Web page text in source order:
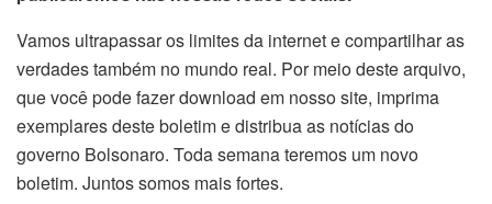
Vamos ultrapassar os limites da internet e compartilhar as
verdades também no mundo real. Por meio deste arquivo,
que você pode fazer download em nosso site, imprima
exemplares deste boletim e distribua as notícias do
governo Bolsonaro. Toda semana teremos um novo
boletim. Juntos somos mais fortes.